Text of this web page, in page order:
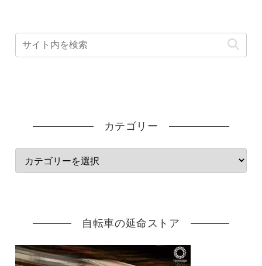
カテゴリー
自転車の延命ストア